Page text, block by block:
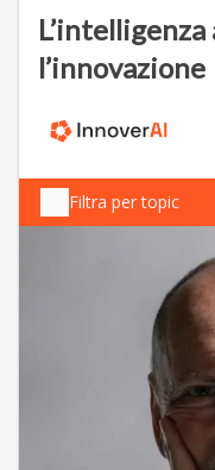
l’innovazione
Filtra per topic